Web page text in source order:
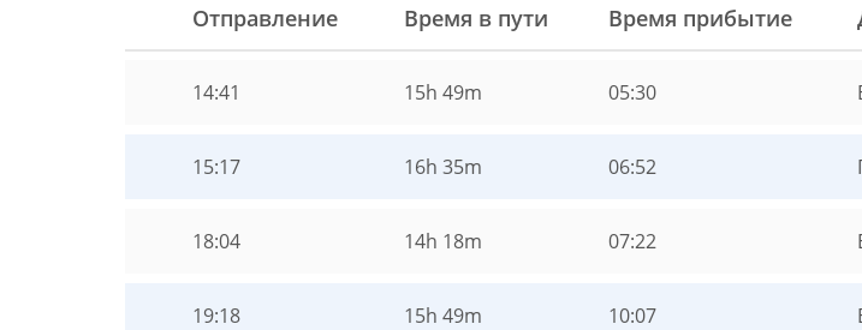
Отправление Время в пути Время прибытие
14:41 15h 49m 05:30
15:17 16h 35m 06:52
18:04 14h 18m 07:22
19:18 15h 49m 10:07